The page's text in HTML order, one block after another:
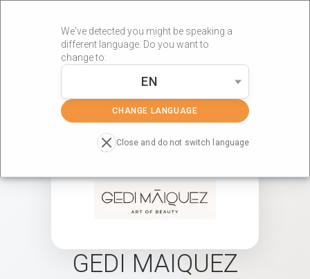
We've detected you might be speaking a
different language. Do you want to
change to:
EN
CHANGE LANGUAGE
Close and do not switch language
»
GEDI MAIQUEZ